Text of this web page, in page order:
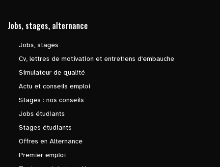
Jobs, stages, alternance
Jobs, stages
Cv, lettres de motivation et entretiens d'embauche
Simulateur de qualité
Actu et conseils emploi
Stages : nos conseils
Jobs étudiants
Stages étudiants
Offres en Alternance
Premier emploi